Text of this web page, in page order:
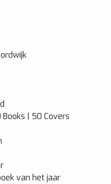
Books | 50 Covers
van het jaar